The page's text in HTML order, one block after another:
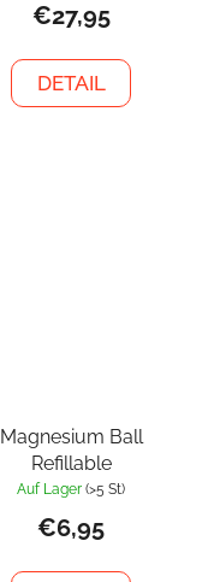
€27,95
DETAIL
Magnesium Ball
Refillable
Auf Lager (>5 St)
€6,95